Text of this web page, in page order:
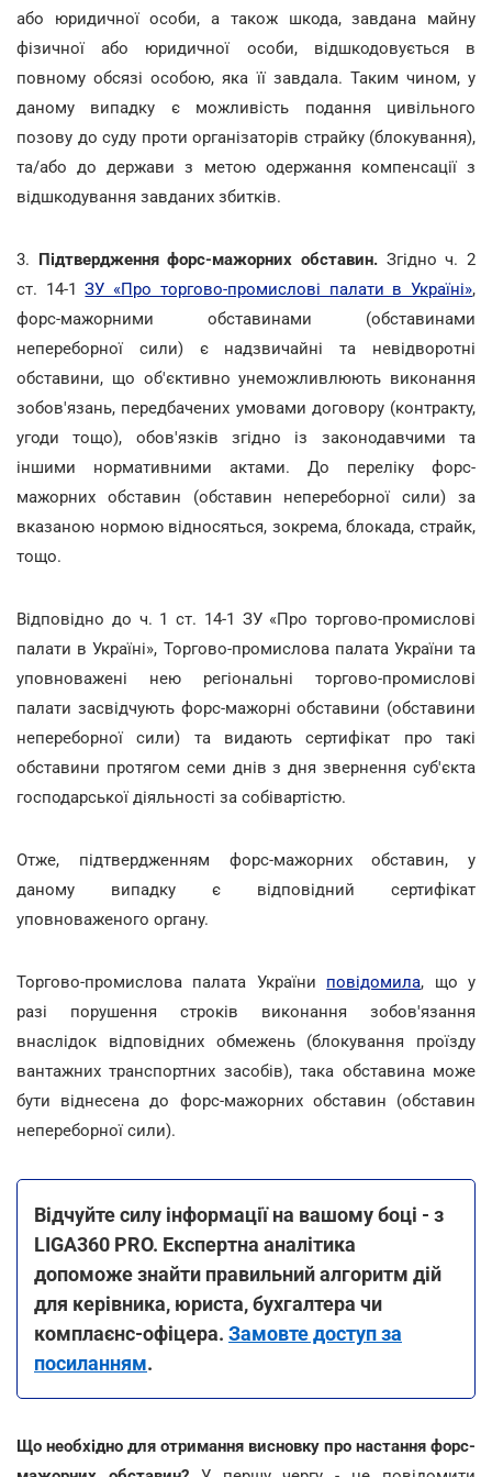
або юридичної особи, а також шкода, завдана майну
фізичної або юридичної особи, відшкодовується в
повному обсязі особою, яка її завдала. Таким чином, у
даному випадку є можливість подання цивільного
позову до суду проти організаторів страйку (блокування),
та/або до держави з метою одержання компенсації з
відшкодування завданих збитків.
3. Підтвердження форс-мажорних обставин. Згідно ч. 2
ст. 14-1ЗУ «Про торгово-промислові палати в Україні»,
форс-мажорними обставинами (обставинами
непереборної сили) є надзвичайні та невідворотні
обставини, що об'єктивно унеможливлюють виконання
зобов'язань, передбачених умовами договору (контракту,
угоди тощо), обов'язків згідно із законодавчими та
іншими нормативними актами. До переліку форс-
мажорних обставин (обставин непереборної сили) за
вказаною нормою відносяться, зокрема, блокада, страйк,
тощо.
Відповідно до ч. 1 ст. 14-1 ЗУ «Про торгово-промислові
палати в Україні», Торгово-промислова палата України та
уповноважені нею регіональні торгово-промислові
палати засвідчують форс-мажорні обставини (обставини
непереборної сили) та видають сертифікат про такі
обставини протягом семи днів з дня звернення суб'єкта
господарської діяльності за собівартістю.
Отже, підтвердженням форс-мажорних обставин, у
даному випадку є відповідний сертифікат
уповноваженого органу.
Торгово-промислова палата України повідомила, що у
разі порушення строків виконання зобов'язання
внаслідок відповідних обмежень (блокування проїзду
вантажних транспортних засобів), така обставина може
бути віднесена до форс-мажорних обставин (обставин
непереборної сили).
Відчуйте силу інформації на вашому боці - з
LIGA360 PRO. Експертна аналітика
допоможе знайти правильний алгоритм дій
для керівника, юриста, бухгалтера чи
комплаєнс-офіцера. Замовте доступ за
посиланням.
Що необхідно для отримання висновку про настання форс-